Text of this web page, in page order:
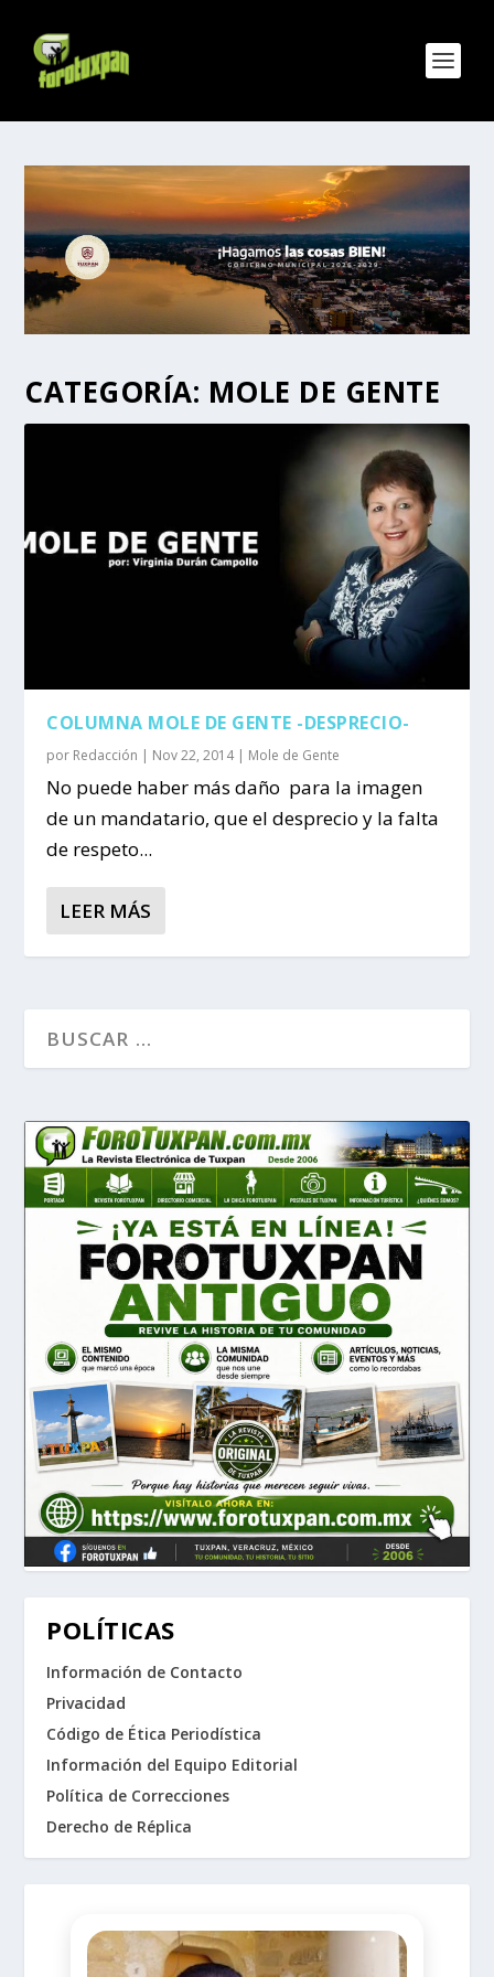
CATEGORÍA: MOLE DE GENTE
COLUMNA MOLE DE GENTE -DESPRECIO-
por Redacción | Nov 22, 2014| Mole de Gente
No puede haber más daño para la imagen
de un mandatario, que el desprecio y la falta
de respeto...
LEER MÁS
POLÍTICAS
Información de Contacto
Privacidad
Código de Ética Periodística
Información del Equipo Editorial
Política de Correcciones
Derecho de Réplica